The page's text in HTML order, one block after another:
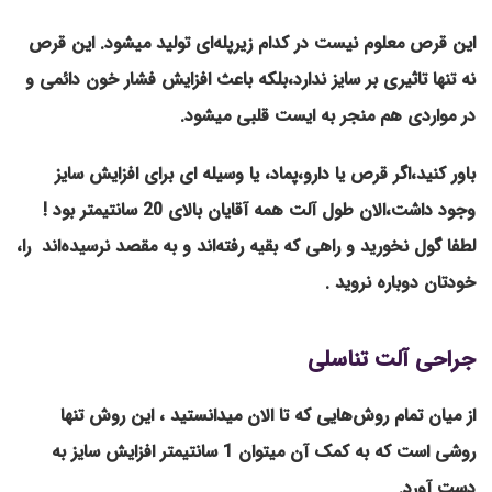
این قرص معلوم نیست در کدام زیرپله‌ای تولید میشود. این قرص
نه تنها تاثیری بر سایز ندارد،بلکه باعث افزایش فشار خون دائمی و
در مواردی هم منجر به ایست قلبی میشود.
باور کنید،اگر قرص یا دارو،پماد، یا وسیله ای برای افزایش سایز
وجود داشت،الان طول آلت همه آقایان بالای 20 سانتیمتر بود !
لطفا گول نخورید و راهی که بقیه رفته‌اند و به مقصد نرسیده‌اند را،
خودتان دوباره نروید .
جراحی آلت تناسلی
از میان تمام روش‌هایی که تا الان میدانستید ، این روش تنها
روشی است که به کمک آن میتوان 1 سانتیمتر افزایش سایز به